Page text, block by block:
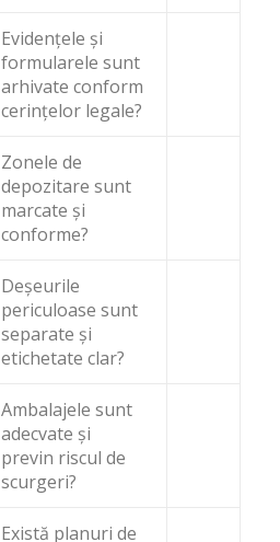
Evidențele și
formularele sunt
arhivate conform
cerințelor legale?
Zonele de
depozitare sunt
marcate și
conforme?
Deșeurile
periculoase sunt
separate și
etichetate clar?
Ambalajele sunt
adecvate și
previn riscul de
scurgeri?
Există planuri de